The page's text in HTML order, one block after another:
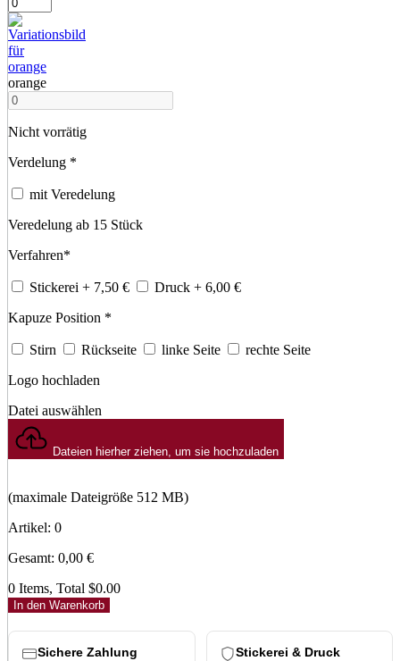
orange
Nicht vorrätig
Verdelung *
mit Veredelung
Veredelung ab 15 Stück
Verfahren*
Stickerei + 7,50 € Druck + 6,00 €
Kapuze Position *
Stirn Rückseite linke Seite
rechte Seite
Logo hochladen
Datei auswählen
Dateien hierher ziehen, um sie hochzuladen
(maximale Dateigröße 512 MB)
Artikel: 0
Gesamt: 0,00 €
0 Items, Total $0.00
In den Warenkorb
Sichere Zahlung Stickerei & Druck